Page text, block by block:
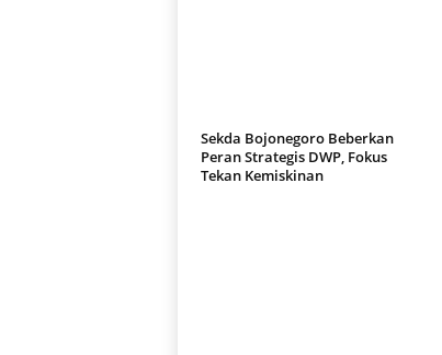
Sekda Bojonegoro Beberkan
Peran Strategis DWP, Fokus
Tekan Kemiskinan